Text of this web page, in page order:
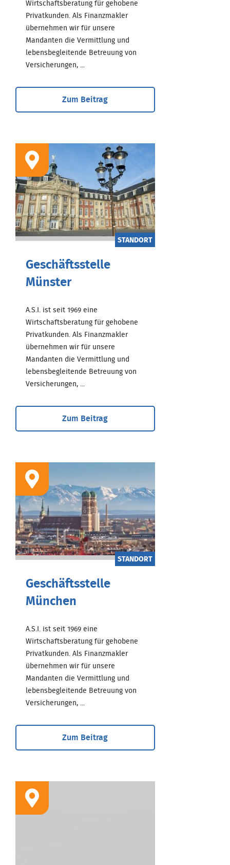
Wirtschaftsberatung für gehobene
Privatkunden. Als Finanzmakler
übernehmen wir für unsere
Mandanten die Vermittlung und
lebensbegleitende Betreuung von
Versicherungen, ...
Zum Beitrag
STANDORT
Geschäftsstelle
Münster
A.S.I. ist seit 1969 eine
Wirtschaftsberatung für gehobene
Privatkunden. Als Finanzmakler
übernehmen wir für unsere
Mandanten die Vermittlung und
lebensbegleitende Betreuung von
Versicherungen, ...
Zum Beitrag
STANDORT
Geschäftsstelle
München
A.S.I. ist seit 1969 eine
Wirtschaftsberatung für gehobene
Privatkunden. Als Finanzmakler
übernehmen wir für unsere
Mandanten die Vermittlung und
lebensbegleitende Betreuung von
Versicherungen, ...
Zum Beitrag